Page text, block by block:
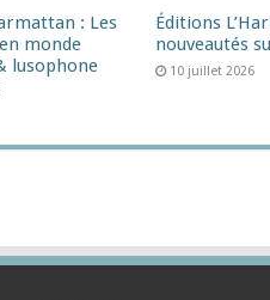
: Les
monde
lusophone
Éditions
nouveautés
10 juillet 2026